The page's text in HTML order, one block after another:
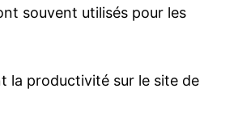
souvent utilisés pour les
la productivité sur le site de